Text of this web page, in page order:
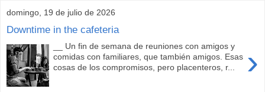
domingo, 19 de julio de 2026
Downtime in the cafeteria
›
__ Un fin de semana de reuniones con amigos y
comidas con familiares, que también amigos. Esas
cosas de los compromisos, pero placenteros, r...